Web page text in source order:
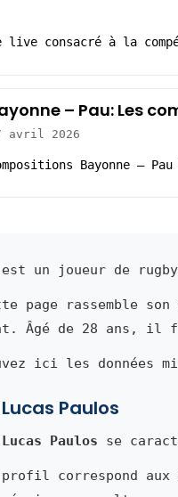
live consacré à la
– Pau: Les
avril 2026
Bayonne –
est un joueur de
page rassemble
Âgé de 28 ans, il
ici les données
Paulos
Lucas Paulos se
correspond